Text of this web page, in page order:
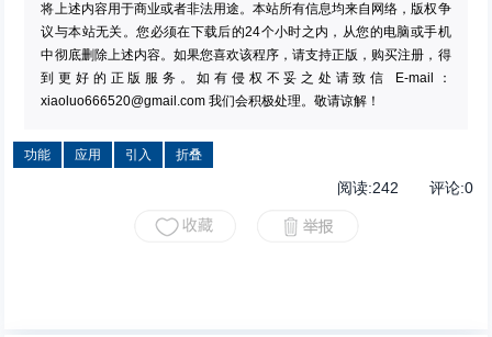
将上述内容用于商业或者非法用途。本站所有信息均来自网络，版权争
议与本站无关。您必须在下载后的24个小时之内，从您的电脑或手机
中彻底删除上述内容。如果您喜欢该程序，请支持正版，购买注册，得
到更好的正版服务。如有侵权不妥之处请致信 E-mail：
xiaoluo666520@gmail.com 我们会积极处理。敬请谅解！
功能 应用 引入 折叠
阅读:242 评论:0